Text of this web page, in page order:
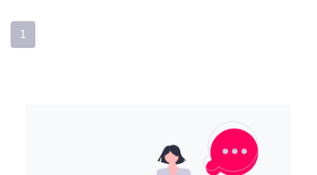
1